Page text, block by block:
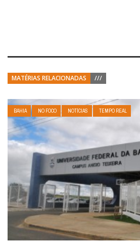
MATÉRIAS RELACIONADAS ///
BAHIA NO FOCO NOTÍCIAS TEMPO REAL